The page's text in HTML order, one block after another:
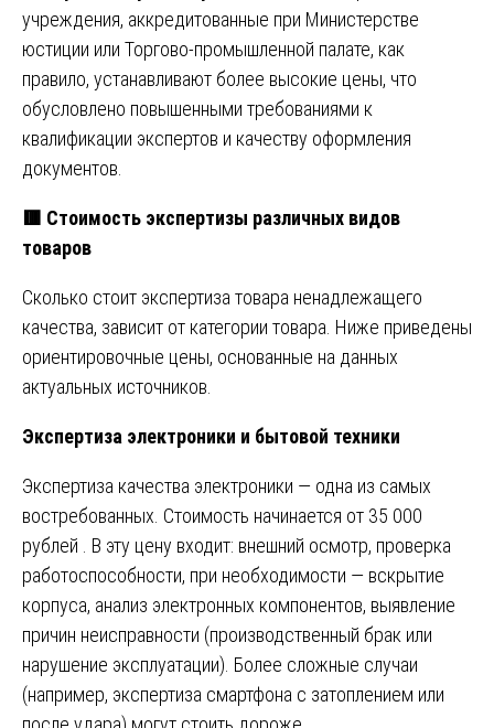
учреждения, аккредитованные при Министерстве
юстиции или Торгово-промышленной палате, как
правило, устанавливают более высокие цены, что
обусловлено повышенными требованиями к
квалификации экспертов и качеству оформления
документов.
🟥 Стоимость экспертизы различных видов
товаров
Сколько стоит экспертиза товара ненадлежащего
качества, зависит от категории товара. Ниже приведены
ориентировочные цены, основанные на данных
актуальных источников.
Экспертиза электроники и бытовой техники
Экспертиза качества электроники — одна из самых
востребованных. Стоимость начинается от 35 000
рублей . В эту цену входит: внешний осмотр, проверка
работоспособности, при необходимости — вскрытие
корпуса, анализ электронных компонентов, выявление
причин неисправности (производственный брак или
нарушение эксплуатации). Более сложные случаи
(например, экспертиза смартфона с затоплением или